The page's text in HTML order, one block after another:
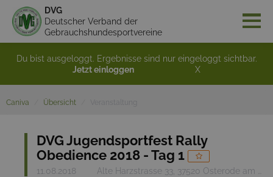
DVG
Deutscher Verband der
Gebrauchshundesportvereine
Du bist ausgeloggt. Ergebnisse sind nur eingeloggt sichtbar.
Jetzt einloggen
X
Caniva Übersicht
DVG Jugendsportfest Rally
Obedience 2018 - Tag 1
11.08.2018 Alte Harzstrasse 33, 37520 Osterode am Harz